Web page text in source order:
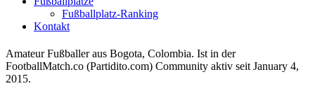
Fußballplatz-Ranking
Kontakt
Amateur Fußballer aus Bogota, Colombia. Ist in der
FootballMatch.co (Partidito.com) Community aktiv seit January 4,
2015.